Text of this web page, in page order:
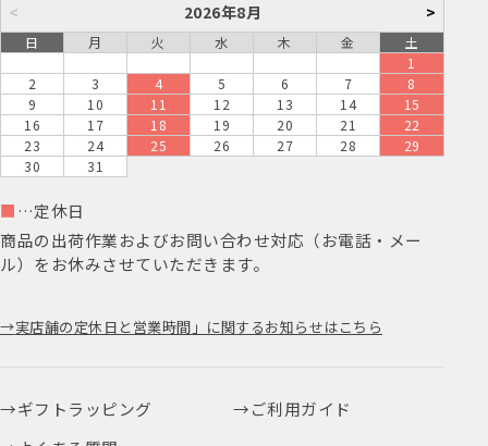
< 2026年8月 >
日 月 火 水 木 金
土
1
2
3 4 5 6 7
8
9
10 11 12 13 14
15
16
17 18 19 20 21
22
23
24 25 26 27 28
29
30
31
■ …定休日
商品の出荷作業およびお問い合わせ対応（お電話・メー
ル）をお休みさせていただきます。
実店舗の定休日と営業時間」に関するお知らせはこちら
ギフトラッピング
ご利用ガイド